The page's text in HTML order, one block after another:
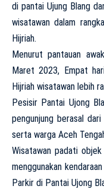
di pantai Ujung Blang
wisatawan dalam
Hijriah.
Menurut pantauan
Maret 2023, Empat
Hijriah wisatawan lebih
Pesisir Pantai Ujong
pengunjung berasal
serta warga Aceh
Wisatawan padati
menggunakan
Parkir di Pantai Ujong